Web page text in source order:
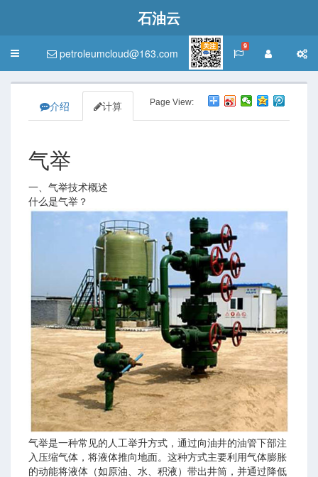
石油云
Toggle
petroleumcloud@163.com
关注 9
介绍 计算 Page View:
气举
一、气举技术概述
什么是气举？
气举是一种常见的人工举升方式，通过向油井的油管下部注
入压缩气体，将液体推向地面。这种方式主要利用气体膨胀
的动能将液体（如原油、水、积液）带出井筒，并通过降低